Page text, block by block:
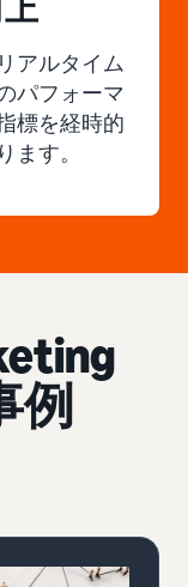
アルタイム
パフォーマ
標を経時的
ます。
例